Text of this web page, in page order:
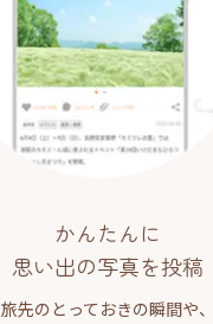
かんたんに
思い出の写真を投稿
旅先のとっておきの瞬間や、